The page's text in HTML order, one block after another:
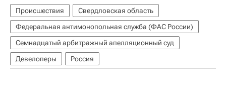
Происшествия
Свердловская область
Федеральная антимонопольная служба (ФАС России)
Семнадцатый арбитражный апелляционный суд
Девелоперы
Россия